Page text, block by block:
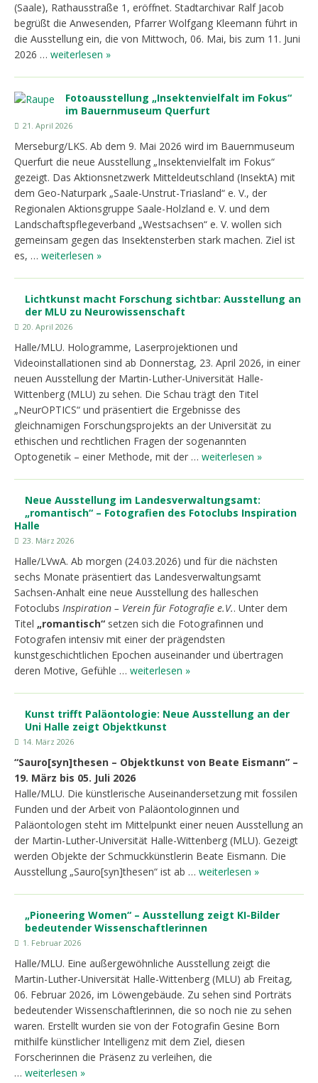
(Saale), Rathausstraße 1, eröffnet. Stadtarchivar Ralf Jacob
begrüßt die Anwesenden, Pfarrer Wolfgang Kleemann führt in
die Ausstellung ein, die von Mittwoch, 06. Mai, bis zum 11. Juni
2026 … weiterlesen »
Fotoausstellung „Insektenvielfalt im Fokus“
im Bauernmuseum Querfurt
21. April 2026
Merseburg/LKS. Ab dem 9. Mai 2026 wird im Bauernmuseum
Querfurt die neue Ausstellung „Insektenvielfalt im Fokus“
gezeigt. Das Aktionsnetzwerk Mitteldeutschland (InsektA) mit
dem Geo-Naturpark „Saale-Unstrut-Triasland“ e. V., der
Regionalen Aktionsgruppe Saale-Holzland e. V. und dem
Landschaftspflegeverband „Westsachsen“ e. V. wollen sich
gemeinsam gegen das Insektensterben stark machen. Ziel ist
es, … weiterlesen »
Lichtkunst macht Forschung sichtbar: Ausstellung an
der MLU zu Neurowissenschaft
20. April 2026
Halle/MLU. Hologramme, Laserprojektionen und
Videoinstallationen sind ab Donnerstag, 23. April 2026, in einer
neuen Ausstellung der Martin-Luther-Universität Halle-
Wittenberg (MLU) zu sehen. Die Schau trägt den Titel
„NeurOPTICS“ und präsentiert die Ergebnisse des
gleichnamigen Forschungsprojekts an der Universität zu
ethischen und rechtlichen Fragen der sogenannten
Optogenetik – einer Methode, mit der … weiterlesen »
Neue Ausstellung im Landesverwaltungsamt:
„romantisch“ – Fotografien des Fotoclubs Inspiration
Halle
23. März 2026
Halle/LVwA. Ab morgen (24.03.2026) und für die nächsten
sechs Monate präsentiert das Landesverwaltungsamt
Sachsen-Anhalt eine neue Ausstellung des halleschen
Fotoclubs Inspiration – Verein für Fotografie e.V.. Unter dem
Titel „romantisch“ setzen sich die Fotografinnen und
Fotografen intensiv mit einer der prägendsten
kunstgeschichtlichen Epochen auseinander und übertragen
deren Motive, Gefühle … weiterlesen »
Kunst trifft Paläontologie: Neue Ausstellung an der
Uni Halle zeigt Objektkunst
14. März 2026
“Sauro[syn]thesen – Objektkunst von Beate Eismann” –
19. März bis 05. Juli 2026
Halle/MLU. Die künstlerische Auseinandersetzung mit fossilen
Funden und der Arbeit von Paläontologinnen und
Paläontologen steht im Mittelpunkt einer neuen Ausstellung an
der Martin-Luther-Universität Halle-Wittenberg (MLU). Gezeigt
werden Objekte der Schmuckkünstlerin Beate Eismann. Die
Ausstellung „Sauro[syn]thesen“ ist ab … weiterlesen »
„Pioneering Women“ – Ausstellung zeigt KI-Bilder
bedeutender Wissenschaftlerinnen
1. Februar 2026
Halle/MLU. Eine außergewöhnliche Ausstellung zeigt die
Martin-Luther-Universität Halle-Wittenberg (MLU) ab Freitag,
06. Februar 2026, im Löwengebäude. Zu sehen sind Porträts
bedeutender Wissenschaftlerinnen, die so noch nie zu sehen
waren. Erstellt wurden sie von der Fotografin Gesine Born
mithilfe künstlicher Intelligenz mit dem Ziel, diesen
Forscherinnen die Präsenz zu verleihen, die
… weiterlesen »